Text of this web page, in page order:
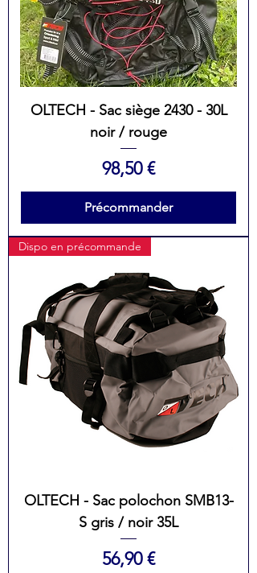
OLTECH - Sac siège 2430 - 30L
noir / rouge
Prix
98,50 €
Précommander
Dispo en précommande
OLTECH - Sac polochon SMB13-
S gris / noir 35L
Prix
56,90 €